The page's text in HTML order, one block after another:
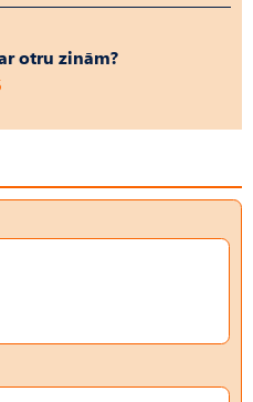
otru zinām?